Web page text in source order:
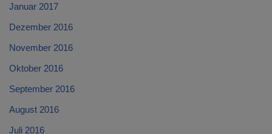
Januar 2017
Dezember 2016
November 2016
Oktober 2016
September 2016
August 2016
Juli 2016